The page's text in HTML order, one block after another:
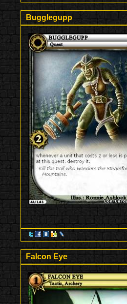
Bugglegupp
Falcon Eye